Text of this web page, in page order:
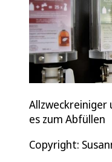
es zum Abfüllen
Copyright: